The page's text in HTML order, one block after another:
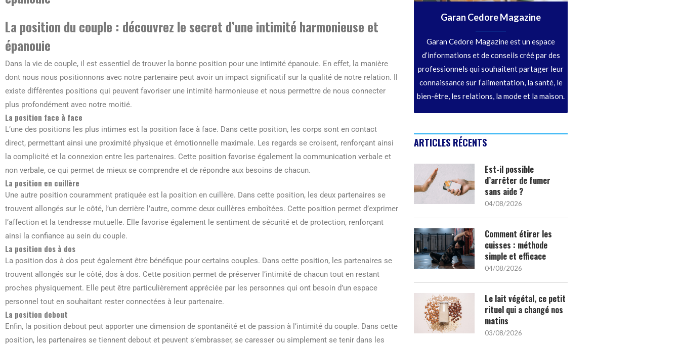
La position du couple : découvrez le secret d’une intimité harmonieuse et
épanouie
Dans la vie de couple, il est essentiel de trouver la bonne position pour une intimité épanouie. En effet, la manière
dont nous nous positionnons avec notre partenaire peut avoir un impact significatif sur la qualité de notre relation. Il
existe différentes positions qui peuvent favoriser une intimité harmonieuse et nous permettre de nous connecter
plus profondément avec notre moitié.
La position face à face
L’une des positions les plus intimes est la position face à face. Dans cette position, les corps sont en contact
direct, permettant ainsi une proximité physique et émotionnelle maximale. Les regards se croisent, renforçant ainsi
la complicité et la connexion entre les partenaires. Cette position favorise également la communication verbale et
non verbale, ce qui permet de mieux se comprendre et de répondre aux besoins de chacun.
La position en cuillère
Une autre position couramment pratiquée est la position en cuillère. Dans cette position, les deux partenaires se
trouvent allongés sur le côté, l’un derrière l’autre, comme deux cuillères emboîtées. Cette position permet d’exprimer
l’affection et la tendresse mutuelle. Elle favorise également le sentiment de sécurité et de protection, renforçant
ainsi la confiance au sein du couple.
La position dos à dos
La position dos à dos peut également être bénéfique pour certains couples. Dans cette position, les partenaires se
trouvent allongés sur le côté, dos à dos. Cette position permet de préserver l’intimité de chacun tout en restant
proches physiquement. Elle peut être particulièrement appréciée par les personnes qui ont besoin d’un espace
personnel tout en souhaitant rester connectées à leur partenaire.
La position debout
Enfin, la position debout peut apporter une dimension de spontanéité et de passion à l’intimité du couple. Dans cette
position, les partenaires se tiennent debout et peuvent s’embrasser, se caresser ou simplement se tenir dans les
Garan Cedore Magazine
Garan Cedore Magazine est un espace
d’informations et de conseils créé par des
professionnels qui souhaitent partager leur
connaissance sur l’alimentation, la santé, le
bien-être, les relations, la mode et la maison.
ARTICLES RÉCENTS
Est-il possible
d’arrêter de fumer
sans aide ?
04/08/2026
Comment étirer les
cuisses : méthode
simple et efficace
04/08/2026
Le lait végétal, ce petit
rituel qui a changé nos
matins
03/08/2026